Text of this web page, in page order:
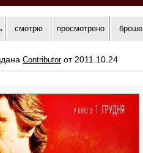
смотрю просмотрено
Contributorот 2011.10.24